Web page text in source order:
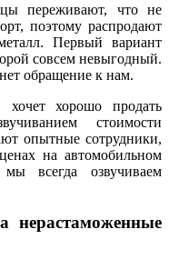
переживают, что не
поэтому распродают
Первый вариант
совсем невыгодный.
обращение к нам.
хорошо продать
стоимости
опытные сотрудники,
на автомобильном
всегда озвучиваем
нерастаможенные